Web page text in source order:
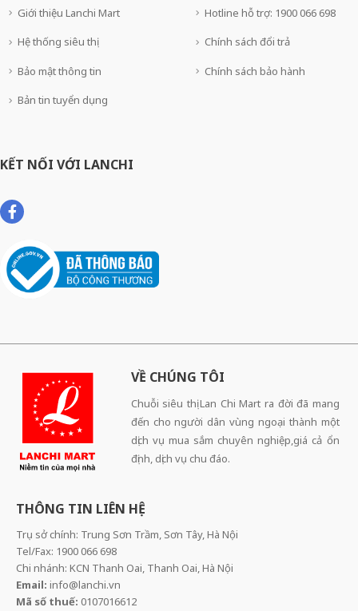
Giới thiệu Lanchi Mart
Hệ thống siêu thị
Bảo mật thông tin
Bản tin tuyển dụng
Hotline hỗ trợ: 1900 066 698
Chính sách đổi trả
Chính sách bảo hành
KẾT NỐI VỚI LANCHI
VỀ CHÚNG TÔI
Chuỗi siêu thị Lan Chi Mart ra đời đã mang
đến cho người dân vùng ngoại thành một
dịch vụ mua sắm chuyên nghiệp,giá cả ổn
định, dịch vụ chu đáo.
THÔNG TIN LIÊN HỆ
Trụ sở chính: Trung Sơn Trầm, Sơn Tây, Hà Nội
Tel/Fax: 1900 066 698
Chi nhánh: KCN Thanh Oai, Thanh Oai, Hà Nội
Email: info@lanchi.vn
Mã số thuế: 0107016612